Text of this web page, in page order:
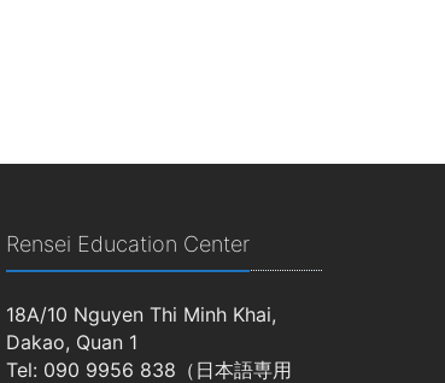
Rensei Education Center
18A/10 Nguyen Thi Minh Khai,
Dakao, Quan 1
Tel: 090 9956 838（日本語専用